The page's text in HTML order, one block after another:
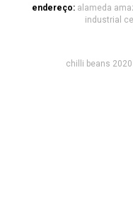
endereço: alameda
industrial
chilli beans